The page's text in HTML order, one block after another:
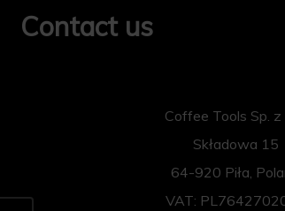
Contact us
Coffee Tools Sp. z
Składowa 15
64-920 Piła,
VAT: